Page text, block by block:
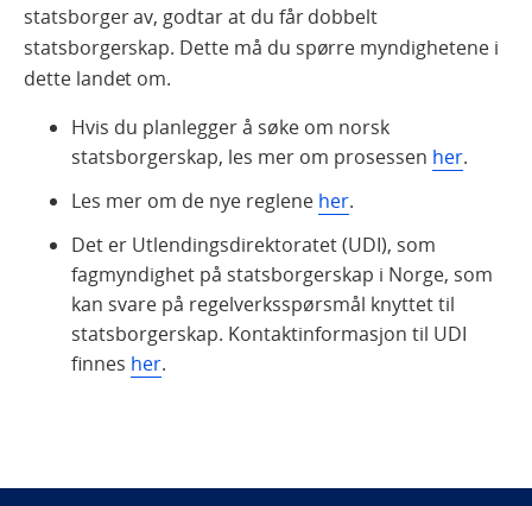
statsborger av, godtar at du får dobbelt
statsborgerskap. Dette må du spørre myndighetene i
dette landet om.
Hvis du planlegger å søke om norsk
statsborgerskap, les mer om prosessen her.
Les mer om de nye reglene her.
Det er Utlendingsdirektoratet (UDI), som
fagmyndighet på statsborgerskap i Norge, som
kan svare på regelverksspørsmål knyttet til
statsborgerskap. Kontaktinformasjon til UDI
finnes her.